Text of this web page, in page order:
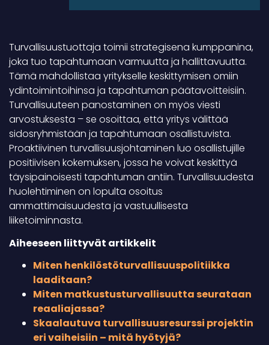
Turvallisuustuottaja toimii strategisena kumppanina,
joka tuo tapahtumaan varmuutta ja hallittavuutta.
Tämä mahdollistaa yritykselle keskittymisen omiin
ydintoimintoihinsa ja tapahtuman päätavoitteisiin.
Turvallisuuteen panostaminen on myös viesti
arvostuksesta – se osoittaa, että yritys välittää
sidosryhmistään ja tapahtumaan osallistuvista.
Proaktiivinen turvallisuusjohtaminen luo osallistujille
positiivisen kokemuksen, jossa he voivat keskittyä
täysipainoisesti tapahtuman antiin. Turvallisuudesta
huolehtiminen on lopulta osoitus
ammattimaisuudesta ja vastuullisesta
liiketoiminnasta.
Aiheeseen liittyvät artikkelit
Miten henkilöstöturvallisuuspolitiikka
laaditaan?
Miten matkustusturvallisuutta seurataan
reaaliajassa?
Skaalautuva turvallisuusresurssi projektin
eri vaiheisiin – mitä hyötyjä?